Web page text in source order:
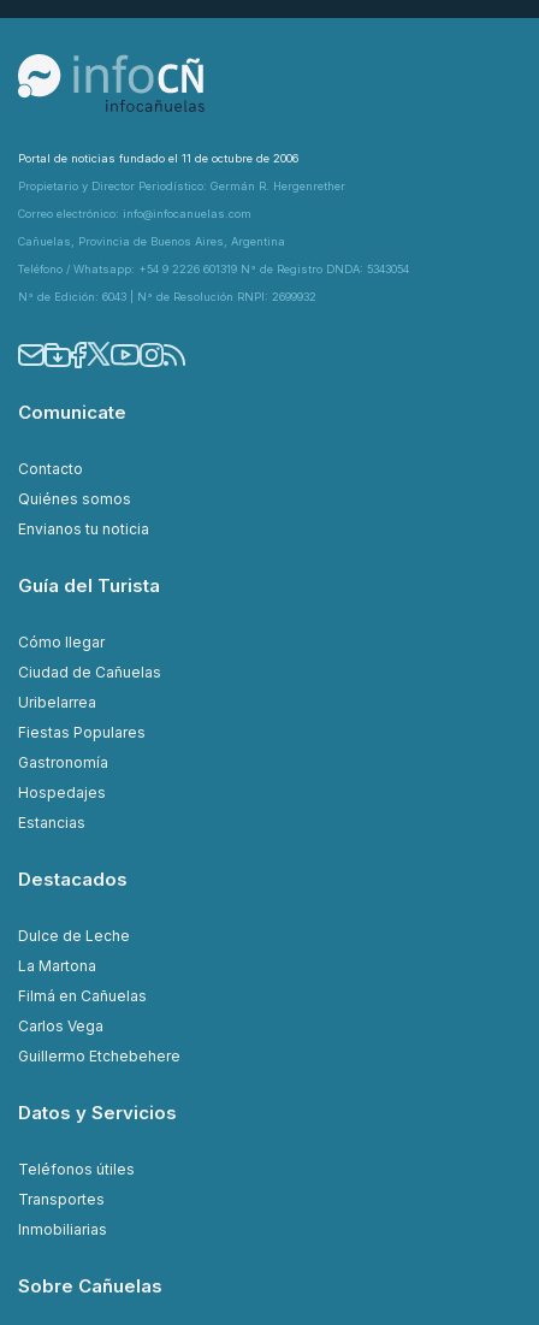
Portal de noticias fundado el 11 de octubre de 2006
Propietario y Director Periodístico: Germán R. Hergenrether
Correo electrónico: info@infocanuelas.com
Cañuelas, Provincia de Buenos Aires, Argentina
Teléfono / Whatsapp: +54 9 2226 601319 N° de Registro DNDA: 5343054
N° de Edición: 6043 | N° de Resolución RNPI: 2699932
Comunicate
Contacto
Quiénes somos
Envianos tu noticia
Guía del Turista
Cómo llegar
Ciudad de Cañuelas
Uribelarrea
Fiestas Populares
Gastronomía
Hospedajes
Estancias
Destacados
Dulce de Leche
La Martona
Filmá en Cañuelas
Carlos Vega
Guillermo Etchebehere
Datos y Servicios
Teléfonos útiles
Transportes
Inmobiliarias
Sobre Cañuelas